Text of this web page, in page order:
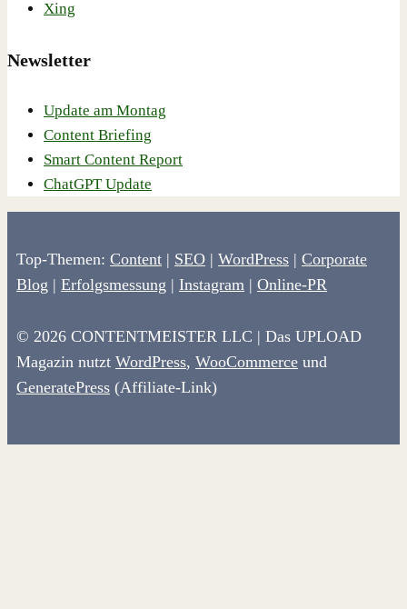
Xing
Newsletter
Update am Montag
Content Briefing
Smart Content Report
ChatGPT Update
Top-Themen: Content | SEO | WordPress | Corporate
Blog | Erfolgsmessung | Instagram | Online-PR
© 2026 CONTENTMEISTER LLC | Das UPLOAD
Magazin nutzt WordPress, WooCommerce und
GeneratePress (Affiliate-Link)